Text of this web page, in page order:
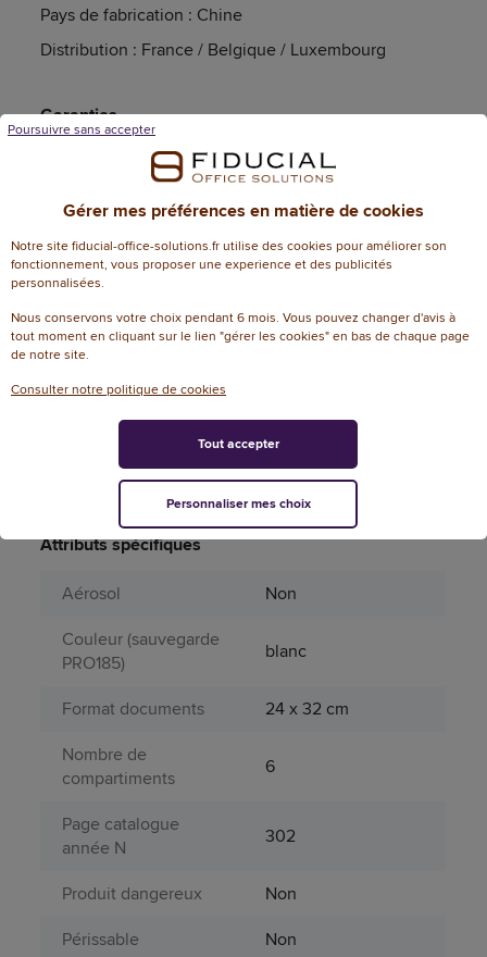
Pays de fabrication : Chine
Distribution : France / Belgique / Luxembourg
Garanties
Article garanti 2 an(s)
Caractéristiques techniques
Informations génériques
Référence
Dimensions
34 cm (L) x 50 cm (P)
x 93 cm (H)
2
Attributs spécifiques
Aérosol
Non
Couleur (sauvegarde
PRO185)
blanc
Format documents
24 x 32 cm
Nombre de
compartiments
6
Page catalogue
année N
302
Produit dangereux
Non
Périssable
Non
Gérer mes préférences en matière de cookies
Notre site fiducial-office-solutions.fr utilise des cookies pour améliorer son
fonctionnement, vous proposer une experience et des publicités
personnalisées.
Nous conservons votre choix pendant 6 mois. Vous pouvez changer d'avis à
tout moment en cliquant sur le lien "gérer les cookies" en bas de chaque page
de notre site.
Consulter notre politique de cookies
Poursuivre sans accepter
Personnaliser mes choix
Tout accepter